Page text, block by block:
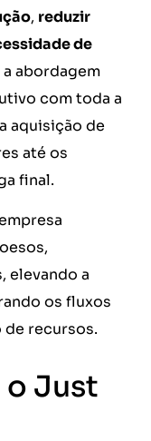
, reduzir
de
abordagem
com toda a
aquisição de
até os
final.
elevando a
os fluxos
de recursos.
Just